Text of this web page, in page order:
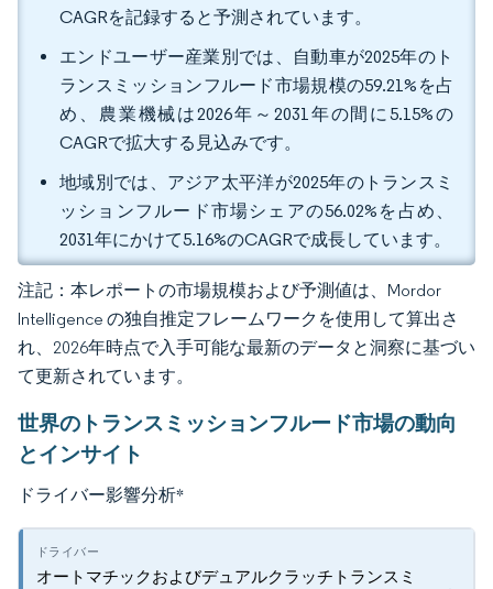
CAGRを記録すると予測されています。
エンドユーザー産業別では、自動車が2025年のト
ランスミッションフルード市場規模の59.21%を占
め、農業機械は2026年～2031年の間に5.15%の
CAGRで拡大する見込みです。
地域別では、アジア太平洋が2025年のトランスミ
ッションフルード市場シェアの56.02%を占め、
2031年にかけて5.16%のCAGRで成長しています。
注記：本レポートの市場規模および予測値は、Mordor
Intelligence の独自推定フレームワークを使用して算出さ
れ、2026年時点で入手可能な最新のデータと洞察に基づい
て更新されています。
世界のトランスミッションフルード市場の動向
とインサイト
ドライバー影響分析*
オートマチックおよびデュアルクラッチトランスミ